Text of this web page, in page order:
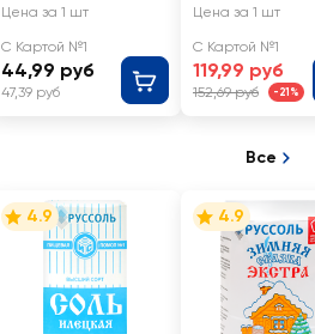
Цена за 1 шт
С Картой №1
44,99 руб
47,39 руб
Цена за 1 шт
С Картой №1
119,99 руб
152,69 руб -21%
Все
4.9 4.9